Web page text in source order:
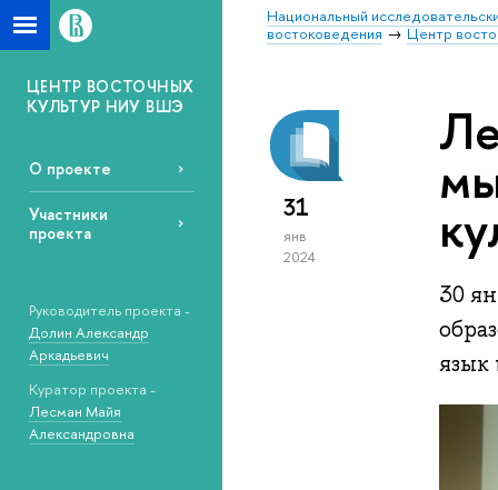
Национальный
востоковедения
Центр
ЦЕНТР ВОСТОЧНЫХ
КУЛЬТУР НИУ ВШЭ
О проекте
Участники
проекта
Руководитель проекта -
Долин Александр
Аркадьевич
Куратор проекта -
Лесман Майя
Александровна
31
янв
2024
30